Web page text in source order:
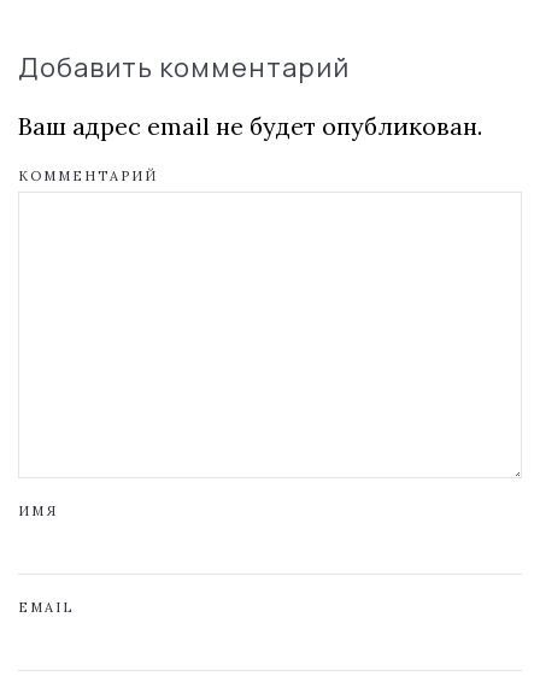
Добавить комментарий
Ваш адрес email не будет опубликован.
КОММЕНТАРИЙ
ИМЯ
EMAIL